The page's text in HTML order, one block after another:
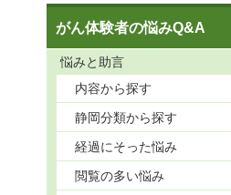
がん体験者の悩みQ&A
悩みと助言
内容から探す
静岡分類から探す
経過にそった悩み
閲覧の多い悩み